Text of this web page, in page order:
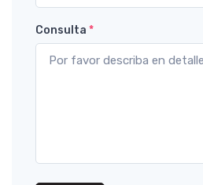
Consulta *